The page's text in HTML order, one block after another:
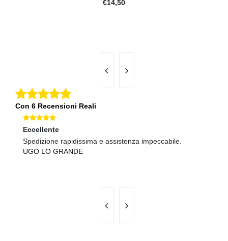
€14,50
Con 6 Recensioni Reali
Eccellente
Spedizione rapidissima e assistenza impeccabile.
UGO LO GRANDE